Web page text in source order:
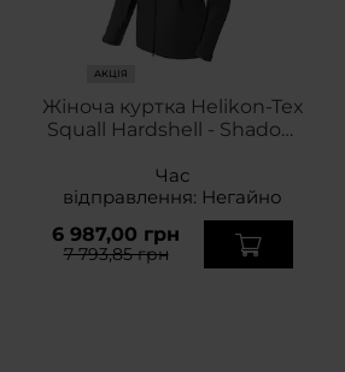
АКЦІЯ
Жіноча куртка Helikon-Tex
Squall Hardshell - Shadow
Час
відправлення: Негайно
6 987,00 грн
7 793,85 грн